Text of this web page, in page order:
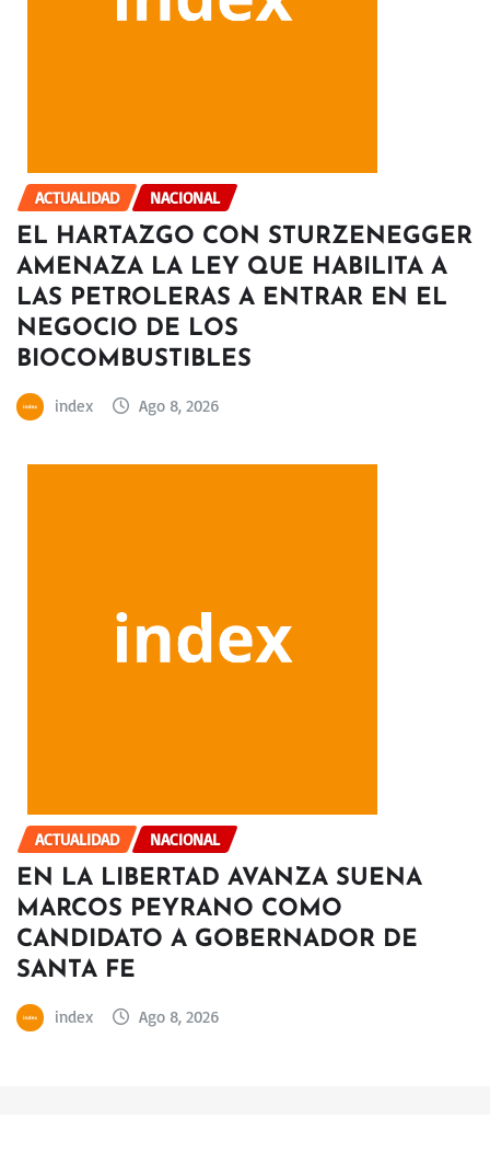
ACTUALIDAD NACIONAL
EL HARTAZGO CON STURZENEGGER
AMENAZA LA LEY QUE HABILITA A
LAS PETROLERAS A ENTRAR EN EL
NEGOCIO DE LOS
BIOCOMBUSTIBLES
index Ago 8, 2026
ACTUALIDAD NACIONAL
EN LA LIBERTAD AVANZA SUENA
MARCOS PEYRANO COMO
CANDIDATO A GOBERNADOR DE
SANTA FE
index Ago 8, 2026